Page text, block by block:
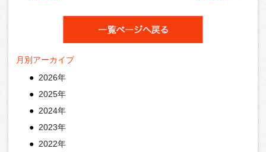
月別アーカイブ
2026年
2025年
2024年
2023年
2022年